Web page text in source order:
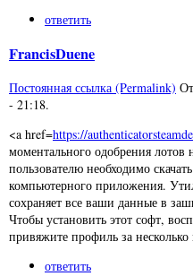
ответить
FrancisDuene
Постоянная ссылка (Permalink)
- 21:18.
<a href=https://
моментального одобрения
пользователю необходимо
компьютерного приложения.
сохраняет все ваши данные в
Чтобы установить этот софт,
привяжите профиль за
ответить